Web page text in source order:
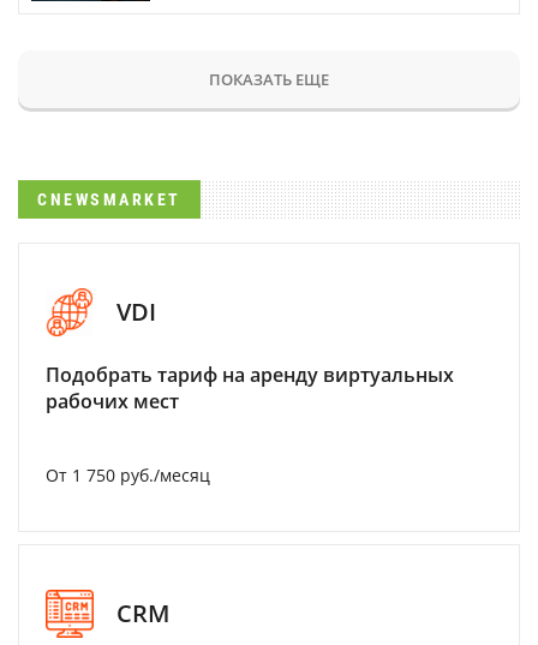
ПОКАЗАТЬ ЕЩЕ
CNEWSMARKET
VDI
Подобрать тариф на аренду виртуальных
рабочих мест
От 1 750 руб./месяц
CRM